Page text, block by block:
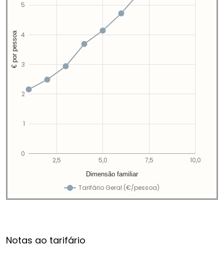
Tarifário Geral (€/pessoa)
2,5 5,0 7,5 10,0
0
1
2
3
4
5
Dimensão familiar
€ por pessoa
Notas ao tarifário